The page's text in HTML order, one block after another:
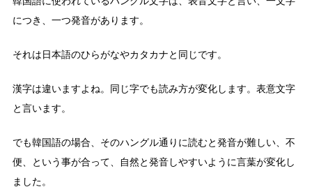
につき、一つ発音があります。
それは日本語のひらがなやカタカナと同じです。
漢字は違いますよね。同じ字でも読み方が変化します。表意文字
と言います。
でも韓国語の場合、そのハングル通りに読むと発音が難しい、不
便、という事が合って、自然と発音しやすいように言葉が変化し
ました。